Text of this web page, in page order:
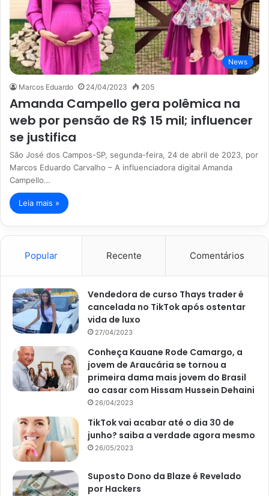
News
Marcos Eduardo 24/04/2023 205
Amanda Campello gera polêmica na
web por pensão de R$ 15 mil; influencer
se justifica
São José dos Campos-SP, segunda-feira, 24 de abril de 2023, por
Marcos Eduardo Carvalho – A influenciadora digital Amanda
Campello…
Leia mais »
Popular Recente Comentários
Vendedora de curso Thays trader é
cancelada no TikTok após ostentar
vida de luxo
27/04/2023
Conheça Kauane Rode Camargo, a
jovem de Araucária se tornou a
primeira dama mais jovem do Brasil
ao casar com Hissam Hussein Dehaini
26/04/2023
TikTok vai acabar até o dia 30 de
junho? saiba a verdade agora mesmo
26/05/2023
Suposto Dono da Blaze é Revelado
por Hackers